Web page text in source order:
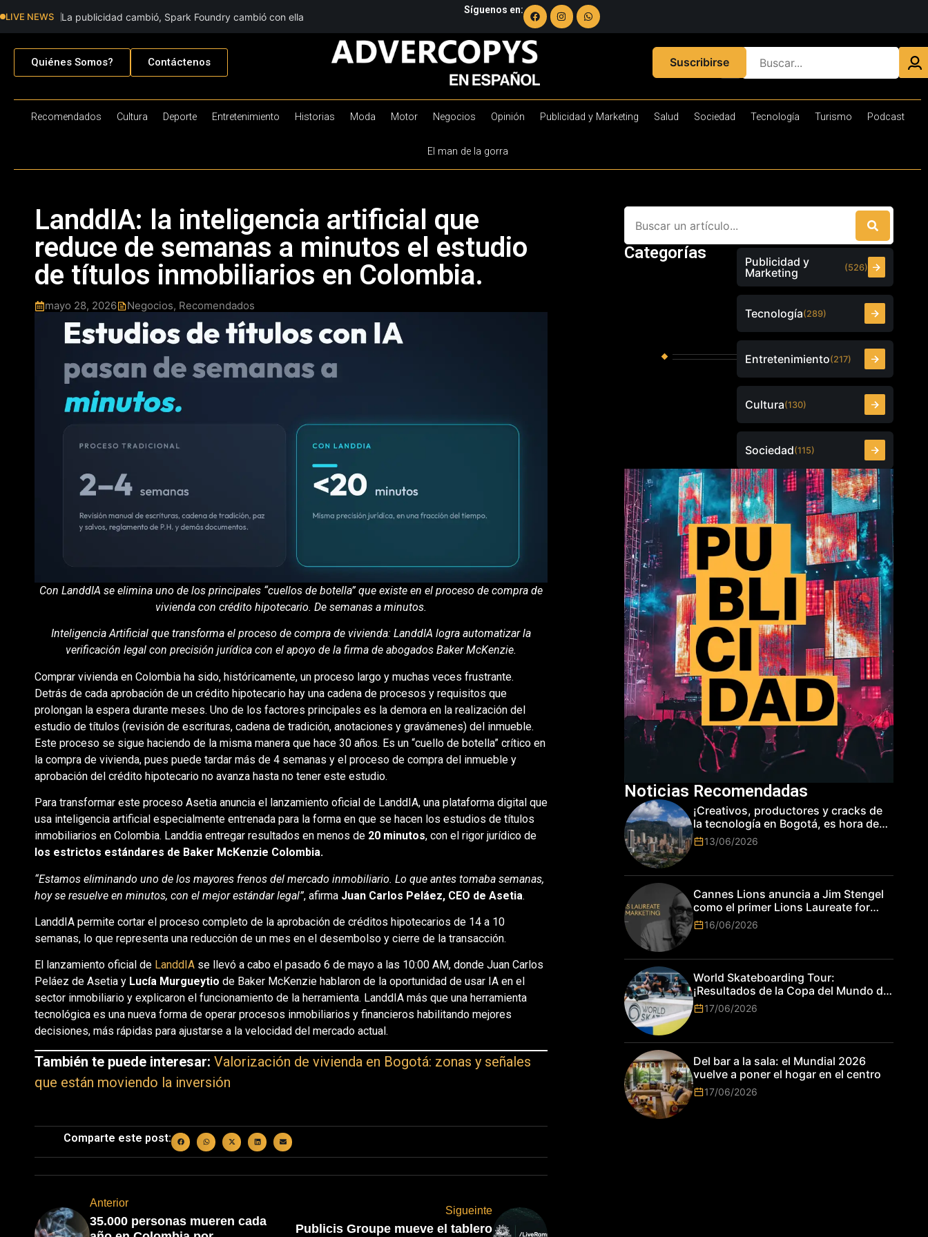
LIVE NEWS La publicidad cambió, Spark Foundry cambió con ella
Síguenos en:
Quiénes Somos? Contáctenos Suscribirse
Recomendados Cultura Deporte Entretenimiento Historias Moda Motor Negocios Opinión Publicidad y Marketing Salud Sociedad Tecnología Turismo Podcast
El man de la gorra
LanddIA: la inteligencia artificial que
reduce de semanas a minutos el estudio
de títulos inmobiliarios en Colombia.
mayo 28, 2026 Negocios, Recomendados
Con LanddIA se elimina uno de los principales “cuellos de botella” que existe en el proceso de compra de
vivienda con crédito hipotecario. De semanas a minutos.
Inteligencia Artificial que transforma el proceso de compra de vivienda: LanddIA logra automatizar la
verificación legal con precisión jurídica con el apoyo de la firma de abogados Baker McKenzie.
Comprar vivienda en Colombia ha sido, históricamente, un proceso largo y muchas veces frustrante.
Detrás de cada aprobación de un crédito hipotecario hay una cadena de procesos y requisitos que
prolongan la espera durante meses. Uno de los factores principales es la demora en la realización del
estudio de títulos (revisión de escrituras, cadena de tradición, anotaciones y gravámenes) del inmueble.
Este proceso se sigue haciendo de la misma manera que hace 30 años. Es un “cuello de botella” crítico en
la compra de vivienda, pues puede tardar más de 4 semanas y el proceso de compra del inmueble y
aprobación del crédito hipotecario no avanza hasta no tener este estudio.
Para transformar este proceso Asetia anuncia el lanzamiento oficial de LanddIA, una plataforma digital que
usa inteligencia artificial especialmente entrenada para la forma en que se hacen los estudios de títulos
inmobiliarios en Colombia. Landdia entregar resultados en menos de 20 minutos, con el rigor jurídico de
los estrictos estándares de Baker McKenzie Colombia.
“Estamos eliminando uno de los mayores frenos del mercado inmobiliario. Lo que antes tomaba semanas,
hoy se resuelve en minutos, con el mejor estándar legal”, afirma Juan Carlos Peláez, CEO de Asetia.
LanddIA permite cortar el proceso completo de la aprobación de créditos hipotecarios de 14 a 10
semanas, lo que representa una reducción de un mes en el desembolso y cierre de la transacción.
El lanzamiento oficial de LanddIA se llevó a cabo el pasado 6 de mayo a las 10:00 AM, donde Juan Carlos
Peláez de Asetia y Lucía Murgueytio de Baker McKenzie hablaron de la oportunidad de usar IA en el
sector inmobiliario y explicaron el funcionamiento de la herramienta. LanddIA más que una herramienta
tecnológica es una nueva forma de operar procesos inmobiliarios y financieros habilitando mejores
decisiones, más rápidas para ajustarse a la velocidad del mercado actual.
También te puede interesar: Valorización de vivienda en Bogotá: zonas y señales
que están moviendo la inversión
Comparte este post:
Anterior
35.000 personas mueren cada
Sigueinte
Publicis Groupe mueve el tablero
Categorías
Publicidad y
Marketing
(526)
Tecnología(289)
Entretenimiento(217)
Cultura(130)
Sociedad(115)
Noticias Recomendadas
¡Creativos, productores y cracks de
la tecnología en Bogotá, es hora de
subir de nivel! Las marcas más top
del mundo esperan por su talento.
13/06/2026
Cannes Lions anuncia a Jim Stengel
como el primer Lions Laureate for
Marketing
16/06/2026
World Skateboarding Tour:
¡Resultados de la Copa del Mundo de
Park de Roma 2026!
17/06/2026
Del bar a la sala: el Mundial 2026
vuelve a poner el hogar en el centro
17/06/2026